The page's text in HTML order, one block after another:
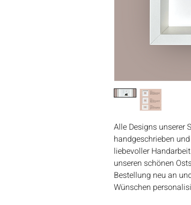
Alle Designs unserer
handgeschrieben
liebevoller
unseren schönen
Bestellung neu an
Wünschen